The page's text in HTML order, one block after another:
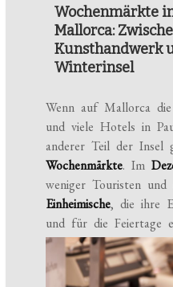
Wochenmärkte
Mallorca:
Kunsthandwerk
Winterinsel
Wenn auf Mallorca
und viele Hotels in
anderer Teil der Insel
Wochenmärkte. Im
weniger Touristen
Einheimische, die ihre
und für die Feiertage